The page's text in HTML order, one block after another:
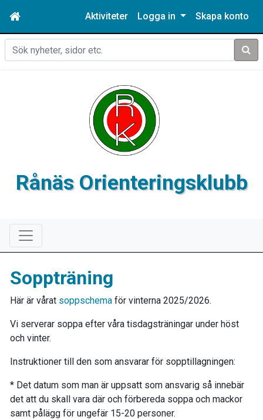
Aktiviteter Logga in Skapa konto
Sök
Rånäs Orienteringsklubb
Soppträning
Här är vårat soppschema för vinterna 2025/2026.
Vi serverar soppa efter våra tisdagsträningar under höst
och vinter.
Instruktioner till den som ansvarar för sopptillagningen:
* Det datum som man är uppsatt som ansvarig så innebär
det att du skall vara där och förbereda soppa och mackor
samt pålägg för ungefär 15-20 personer.